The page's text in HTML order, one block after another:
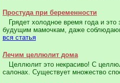
Простуда при беременности
Грядет холодное время года и это
будущим мамочкам, даже
вся статья
Лечим целлюлит дома
Целлюлит это некрасиво! С
салонах. Существует множество